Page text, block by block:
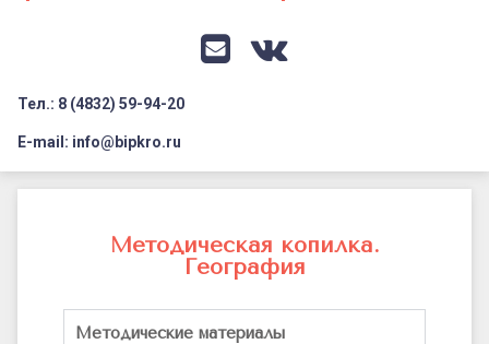
Профилактика дистанционных преступлений
Флагманы образования
Педагог-психолог
E-mailVK
Заголовок сайта → второстепенный
Тел.: 8 (4832) 59-94-20
E-mail: info@bipkro.ru
копилка.Методическая копилка.
География
Методические материалы